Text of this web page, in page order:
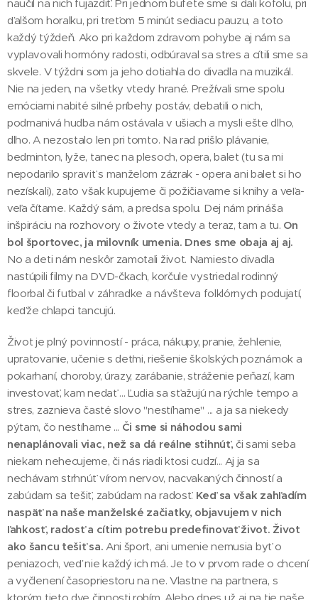
naučil na nich fujazdiť. Pri jednom bufete sme si dali kofolu, pri
ďalšom horalku, pri treťom 5 minút sediacu pauzu, a toto
každý týždeň. Ako pri každom zdravom pohybe aj nám sa
vyplavovali hormóny radosti, odbúraval sa stres a cítili sme sa
skvele. V týždni som ja jeho dotiahla do divadla na muzikál.
Nie na jeden, na všetky vtedy hrané. Prežívali sme spolu
emóciami nabité silné príbehy postáv, debatili o nich,
podmanivá hudba nám ostávala v ušiach a mysli ešte dlho,
dlho. A nezostalo len pri tomto. Na rad prišlo plávanie,
bedminton, lyže, tanec na plesoch, opera, balet (tu sa mi
nepodarilo spraviť s manželom zázrak - opera ani balet si ho
nezískali), zato však kupujeme či požičiavame si knihy a veľa-
veľa čítame. Každý sám, a predsa spolu. Dej nám prináša
inšpiráciu na rozhovory o živote vtedy a teraz, tam a tu. On
bol športovec, ja milovník umenia. Dnes sme obaja aj aj.
No a deti nám neskôr zamotali život. Namiesto divadla
nastúpili filmy na DVD-čkach, korčule vystriedal rodinný
floorbal či futbal v záhradke a návšteva folklórnych podujatí,
keďže chlapci tancujú.
Život je plný povinností - práca, nákupy, pranie, žehlenie,
upratovanie, učenie s deťmi, riešenie školských poznámok a
pokarhaní, choroby, úrazy, zarábanie, stráženie peňazí, kam
investovať, kam nedať ... Ľudia sa sťažujú na rýchle tempo a
stres, zaznieva časté slovo "nestíhame" ... a ja sa niekedy
pýtam, čo nestíhame ... Či sme si náhodou sami
nenaplánovali viac, než sa dá reálne stihnúť, či sami seba
niekam nehecujeme, či nás riadi ktosi cudzí... Aj ja sa
nechávam strhnúť vírom nervov, nacvakaných činností a
zabúdam sa tešiť, zabúdam na radosť. Keď sa však zahľadím
naspäť na naše manželské začiatky, objavujem v nich
ľahkosť, radosť a cítim potrebu predefinovať život. Život
ako šancu tešiť sa. Ani šport, ani umenie nemusia byť o
peniazoch, veď nie každý ich má. Je to v prvom rade o chcení
a vyčlenení časopriestoru na ne. Vlastne na partnera, s